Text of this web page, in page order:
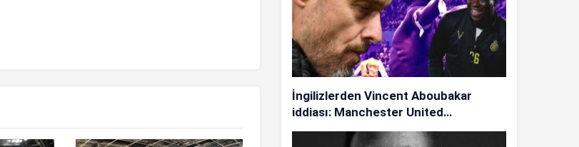
İngilizlerden Vincent Aboubakar
iddiası: Manchester United…